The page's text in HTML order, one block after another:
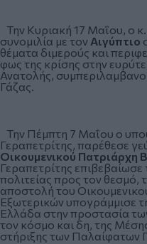
Την Κυριακή 17 Μαΐου, ο
συνομιλία με τον Αιγύπτιο
θέματα διμερούς και
φως της κρίσης στην
Ανατολής,
Γάζας.
Την Πέμπτη 7 Μαΐου ο
Γεραπετρίτης, παρέθεσε
Οικουμενικού Πατριάρχη
Γεραπετρίτης επιβεβαίωσε
πολιτείας προς τον θεσμό,
αποστολή του
Εξωτερικών υπογράμμισε
Ελλάδα στην προστασία
τον κόσμο και δη, της
στήριξης των Παλαίφατων